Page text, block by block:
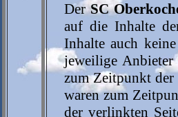
DerSC
auf die Inhalte
Inhalte auch
jeweilige
zum Zeitpunkt
waren zum
der verlinkten